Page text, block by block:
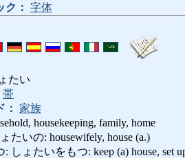
ク： 字体
たい
帯
： 家族
housekeeping, family, home
たいの: housewifely, house (a.)
しょたいをもつ: keep (a) house, set